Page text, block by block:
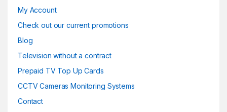
My Account
Check out our current promotions
Blog
Television without a contract
Prepaid TV Top Up Cards
CCTV Cameras Monitoring Systems
Contact